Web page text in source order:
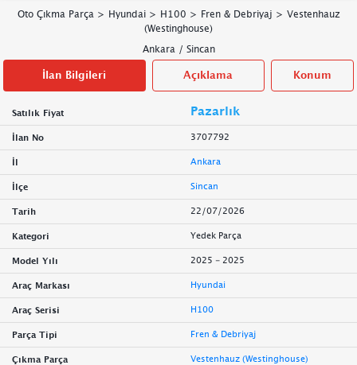
Oto Çıkma Parça > Hyundai> H100 > Fren & Debriyaj > Vestenhauz
(Westinghouse)
Ankara / Sincan
İlan Bilgileri Açıklama Konum
Satılık Fiyat Pazarlık
İlan No 3707792
İl Ankara
İlçe Sincan
Tarih 22/07/2026
Kategori Yedek Parça
Model Yılı 2025 - 2025
Araç Markası Hyundai
Araç Serisi H100
Parça Tipi Fren & Debriyaj
Çıkma Parça Vestenhauz (Westinghouse)